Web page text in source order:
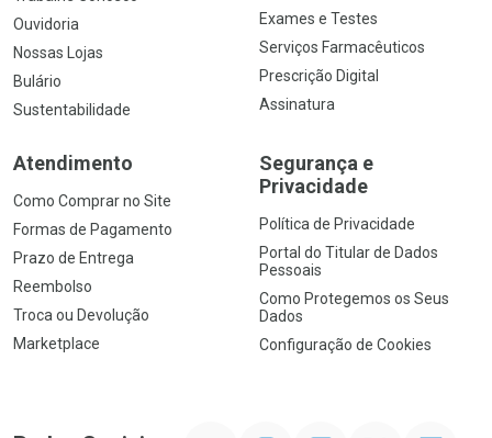
Ouvidoria
Nossas Lojas
Bulário
Sustentabilidade
Exames e Testes
Serviços Farmacêuticos
Prescrição Digital
Assinatura
Atendimento
Como Comprar no Site
Formas de Pagamento
Prazo de Entrega
Reembolso
Troca ou Devolução
Marketplace
Segurança e
Privacidade
Política de Privacidade
Portal do Titular de Dados
Pessoais
Como Protegemos os Seus
Dados
Configuração de Cookies
InstagramFacebookTwitter Linkedin